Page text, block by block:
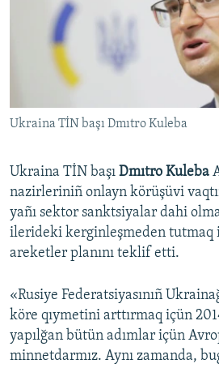
Русский
Українською
QOŞULIÑIZ!
RFE/RS bütün saytları
Ukraina TİN başı Dmıtro Kuleba
Ukraina TİN başı Dmıtro Kuleba
nazirleriniñ onlayn körüşüvi
yañı sektor sanktsiyalar dahi
ilerideki kerginleşmeden tutmaq
areketler planını teklif etti.
«Rusiye Federatsiyasınıñ
köre qıymetini arttırmaq içün
yapılğan bütün adımlar içün
minnetdarmız. Aynı zamanda,